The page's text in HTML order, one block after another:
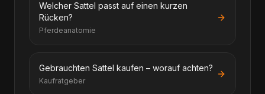
Welcher Sattel passt auf einen kurzen
Rücken?
Pferdeanatomie
Gebrauchten Sattel kaufen – worauf achten?
Kaufratgeber